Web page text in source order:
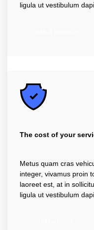
ligula ut vestibulum
The cost of your
Metus quam cras
integer, vivamus proin
laoreet est, at in
ligula ut vestibulum